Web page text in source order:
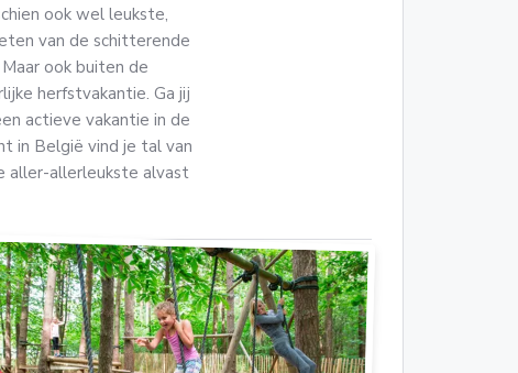
ook wel leukste,
van de schitterende
ook buiten de
herfstvakantie. Ga jij
actieve vakantie in de
in België vind je tal van
aller-allerleukste alvast